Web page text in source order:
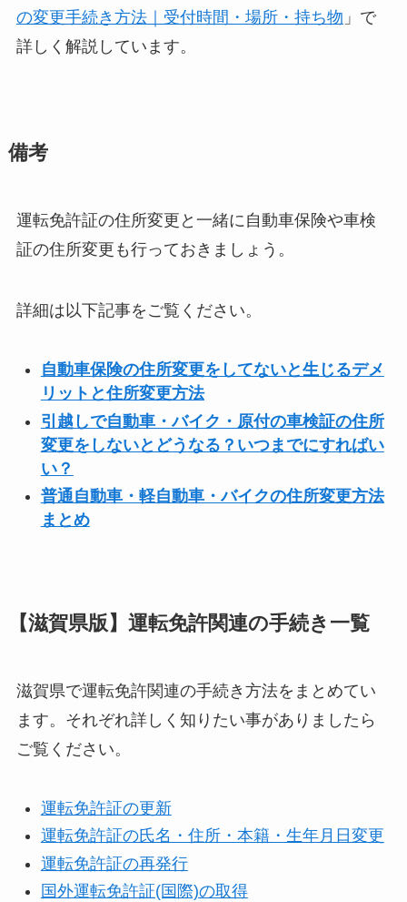
の変更手続き方法｜受付時間・場所・持ち物 」で
詳しく解説しています。
備考
運転免許証の住所変更と一緒に自動車保険や車検
証の住所変更も行っておきましょう。
詳細は以下記事をご覧ください。
自動車保険の住所変更をしてないと生じるデメ
リットと住所変更方法
引越しで自動車・バイク・原付の車検証の住所
変更をしないとどうなる？いつまでにすればい
い？
普通自動車・軽自動車・バイクの住所変更方法
まとめ
【滋賀県版】運転免許関連の手続き一覧
滋賀県で運転免許関連の手続き方法をまとめてい
ます。それぞれ詳しく知りたい事がありましたら
ご覧ください。
運転免許証の更新
運転免許証の氏名・住所・本籍・生年月日変更
運転免許証の再発行
国外運転免許証(国際)の取得